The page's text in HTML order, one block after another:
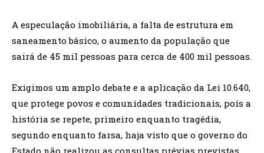
A especulação imobiliária, a falta de estrutura em
saneamento básico, o aumento da população que
sairá de 45 mil pessoas para cerca de 400 mil pessoas.
Exigimos um amplo debate e a aplicação da Lei 10.640,
que protege povos e comunidades tradicionais, pois a
história se repete, primeiro enquanto tragédia,
segundo enquanto farsa, haja visto que o governo do
Estado não realizou as consultas prévias previstas